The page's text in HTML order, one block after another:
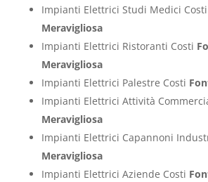
Impianti Elettrici Studi Medici Costi
Meravigliosa
Impianti Elettrici Ristoranti Costi
Meravigliosa
Impianti Elettrici Palestre Costi
Impianti Elettrici Attività
Meravigliosa
Impianti Elettrici Capannoni
Meravigliosa
Impianti Elettrici Aziende Costi